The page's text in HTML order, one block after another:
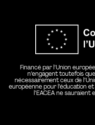
Financé par l’Union
n’engagent toutefois
nécessairement ceux de
européenne pour l’éducation et
l’EACEA ne